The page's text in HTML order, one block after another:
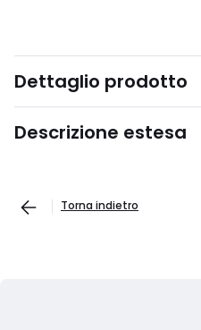
Dettaglio prodotto
Descrizione estesa
Torna indietro